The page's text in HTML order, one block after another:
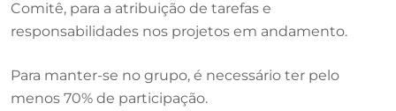
Comitê, para a atribuição de tarefas e
responsabilidades nos projetos em andamento.
Para manter-se no grupo, é necessário ter pelo
menos 70% de participação.